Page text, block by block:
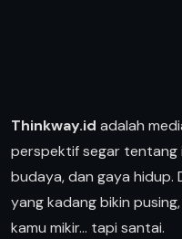
Thinkway.id adalah
perspektif segar tentang
budaya, dan gaya hidup.
yang kadang bikin
kamu mikir… tapi santai.